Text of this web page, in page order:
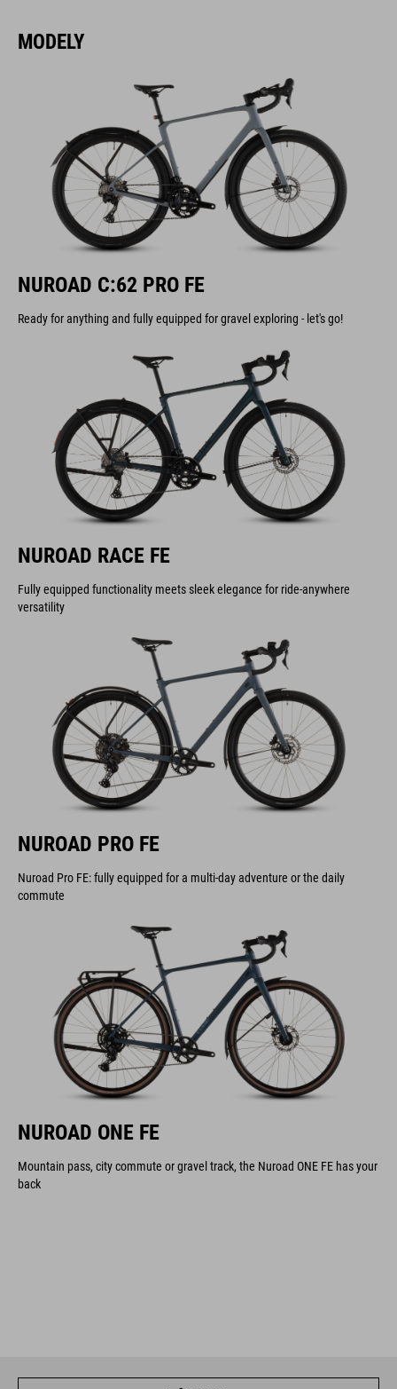
MODELY
NUROAD C:62 PRO FE
Ready for anything and fully equipped for gravel exploring - let's go!
NUROAD RACE FE
Fully equipped functionality meets sleek elegance for ride-anywhere
versatility
NUROAD PRO FE
Nuroad Pro FE: fully equipped for a multi-day adventure or the daily
commute
NUROAD ONE FE
Mountain pass, city commute or gravel track, the Nuroad ONE FE has your
back